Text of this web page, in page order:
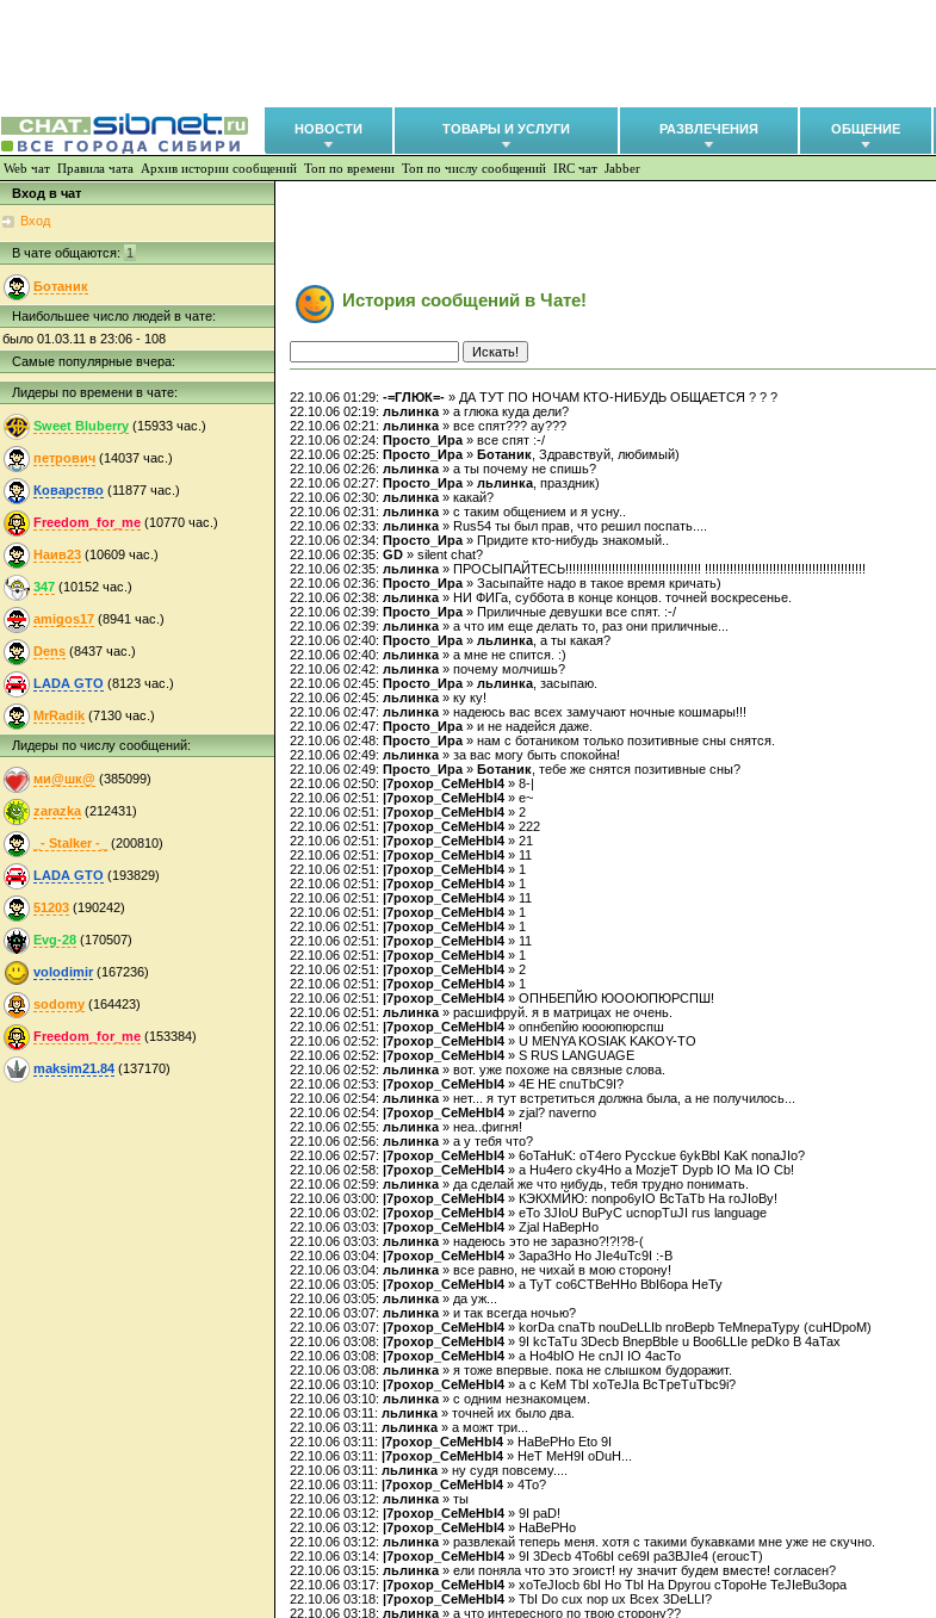
НОВОСТИ ТОВАРЫ И УСЛУГИ РАЗВЛЕЧЕНИЯ ОБЩЕНИЕ
Web чат Правила чата Архив истории сообщений Топ по времени Топ по числу сообщений IRC чат Jabber
Вход в чат
Вход
В чате общаются: 1
Ботаник
Наибольшее число людей в чате:
было 01.03.11 в 23:06 - 108
Самые популярные вчера:
Лидеры по времени в чате:
Sweet Bluberry (15933 час.)
петрович (14037 час.)
Коварство (11877 час.)
Freedom_for_me (10770 час.)
Наив23 (10609 час.)
347 (10152 час.)
amigos17 (8941 час.)
Dens (8437 час.)
LADA GTO (8123 час.)
MrRadik (7130 час.)
Лидеры по числу сообщений:
ми@шк@ (385099)
zarazka (212431)
_- Stalker -_ (200810)
LADA GTO (193829)
51203 (190242)
Evg-28 (170507)
volodimir(167236)
sodomy (164423)
Freedom_for_me (153384)
maksim21.84 (137170)
История сообщений в Чате!
22.10.06 01:29: -=ГЛЮК=- » ДА ТУТ ПО НОЧАМ КТО-НИБУДЬ ОБЩАЕТСЯ ? ? ?
22.10.06 02:19: льлинка » а глюка куда дели?
22.10.06 02:21: льлинка » все спят??? ау???
22.10.06 02:24: Просто_Ира » все спят :-/
22.10.06 02:25: Просто_Ира » Ботаник , Здравствуй, любимый)
22.10.06 02:26: льлинка » а ты почему не спишь?
22.10.06 02:27: Просто_Ира » льлинка , праздник)
22.10.06 02:30: льлинка » какай?
22.10.06 02:31: льлинка » с таким общением и я усну..
22.10.06 02:33: льлинка » Rus54 ты был прав, что решил поспать....
22.10.06 02:34: Просто_Ира » Придите кто-нибудь знакомый..
22.10.06 02:35: GD » silent chat?
22.10.06 02:35: льлинка » ПРОСЫПАЙТЕСЬ!!!!!!!!!!!!!!!!!!!!!!!!!!!!!!!!!!!!!! !!!!!!!!!!!!!!!!!!!!!!!!!!!!!!!!!!!!!!!!!!!!!
22.10.06 02:36: Просто_Ира » Засыпайте надо в такое время кричать)
22.10.06 02:38: льлинка » НИ ФИГа, суббота в конце концов. точней воскресенье.
22.10.06 02:39: Просто_Ира » Приличные девушки все спят. :-/
22.10.06 02:39: льлинка » а что им еще делать то, раз они приличные...
22.10.06 02:40: Просто_Ира » льлинка , а ты какая?
22.10.06 02:40: льлинка » а мне не спится. :)
22.10.06 02:42: льлинка » почему молчишь?
22.10.06 02:45: Просто_Ира » льлинка , засыпаю.
22.10.06 02:45: льлинка » ку ку!
22.10.06 02:47: льлинка » надеюсь вас всех замучают ночные кошмары!!!
22.10.06 02:47: Просто_Ира » и не надейся даже.
22.10.06 02:48: Просто_Ира » нам с ботаником только позитивные сны снятся.
22.10.06 02:49: льлинка » за вас могу быть спокойна!
22.10.06 02:49: Просто_Ира » Ботаник , тебе же снятся позитивные сны?
22.10.06 02:50: |7poxop_CeMeHbI4 » 8-|
22.10.06 02:51: |7poxop_CeMeHbI4 » e~
22.10.06 02:51: |7poxop_CeMeHbI4 » 2
22.10.06 02:51: |7poxop_CeMeHbI4 » 222
22.10.06 02:51: |7poxop_CeMeHbI4 » 21
22.10.06 02:51: |7poxop_CeMeHbI4 » 11
22.10.06 02:51: |7poxop_CeMeHbI4 » 1
22.10.06 02:51: |7poxop_CeMeHbI4 » 1
22.10.06 02:51: |7poxop_CeMeHbI4 » 11
22.10.06 02:51: |7poxop_CeMeHbI4 » 1
22.10.06 02:51: |7poxop_CeMeHbI4 » 1
22.10.06 02:51: |7poxop_CeMeHbI4 » 11
22.10.06 02:51: |7poxop_CeMeHbI4 » 1
22.10.06 02:51: |7poxop_CeMeHbI4 » 2
22.10.06 02:51: |7poxop_CeMeHbI4 » 1
22.10.06 02:51: |7poxop_CeMeHbI4 » ОПНБЕПЙЮ ЮООЮПЮРСПШ!
22.10.06 02:51: льлинка » расшифруй. я в матрицах не очень.
22.10.06 02:51: |7poxop_CeMeHbI4 » опнбепйю юооюпюрспш
22.10.06 02:52: |7poxop_CeMeHbI4 » U MENYA KOSIAK KAKOY-TO
22.10.06 02:52: |7poxop_CeMeHbI4 » S RUS LANGUAGE
22.10.06 02:52: льлинка » вот. уже похоже на связные слова.
22.10.06 02:53: |7poxop_CeMeHbI4 » 4E HE cnuTbC9I?
22.10.06 02:54: льлинка » нет... я тут встретиться должна была, а не получилось...
22.10.06 02:54: |7poxop_CeMeHbI4 » zjal? naverno
22.10.06 02:55: льлинка » неа..фигня!
22.10.06 02:56: льлинка » а у тебя что?
22.10.06 02:57: |7poxop_CeMeHbI4 » 6oTaHuK: oT4ero Pycckue 6ykBbI KaK nonaJIo?
22.10.06 02:58: |7poxop_CeMeHbI4 » a Hu4ero cky4Ho a MozjeT Dypb IO Ma IO Cb!
22.10.06 02:59: льлинка » да сделай же что нибудь, тебя трудно понимать.
22.10.06 03:00: |7poxop_CeMeHbI4 » КЭКХМЙЮ: nonpo6yIO BcTaTb Ha roJIoBy!
22.10.06 03:02: |7poxop_CeMeHbI4 » eTo 3JIoU BuPyC ucnopTuJI rus language
22.10.06 03:03: |7poxop_CeMeHbI4 » Zjal HaBepHo
22.10.06 03:03: льлинка » надеюсь это не заразно?!?!?8-(
22.10.06 03:04: |7poxop_CeMeHbI4 » 3apa3Ho Ho JIe4uTc9I :-B
22.10.06 03:04: льлинка » все равно, не чихай в мою сторону!
22.10.06 03:05: |7poxop_CeMeHbI4 » a TyT co6CTBeHHo BbI6opa HeTy
22.10.06 03:05: льлинка » да уж...
22.10.06 03:07: льлинка » и так всегда ночью?
22.10.06 03:07: |7poxop_CeMeHbI4 » korDa cnaTb nouDeLLIb nroBepb TeMnepaTypy (cuHDpoM)
22.10.06 03:08: |7poxop_CeMeHbI4 » 9I kcTaTu 3Decb BnepBbIe u Boo6LLIe peDko B 4aTax
22.10.06 03:08: |7poxop_CeMeHbI4 » a Ho4bIO He cnJI IO 4acTo
22.10.06 03:08: льлинка » я тоже впервые. пока не слышком будоражит.
22.10.06 03:10: |7poxop_CeMeHbI4 » a c KeM TbI xoTeJIa BcTpeTuTbc9i?
22.10.06 03:10: льлинка » с одним незнакомцем.
22.10.06 03:11: льлинка » точней их было два.
22.10.06 03:11: льлинка » а можт три...
22.10.06 03:11: |7poxop_CeMeHbI4 » HaBePHo Eto 9I
22.10.06 03:11: |7poxop_CeMeHbI4 » HeT MeH9I oDuH...
22.10.06 03:11: льлинка » ну судя повсему....
22.10.06 03:11: |7poxop_CeMeHbI4 » 4To?
22.10.06 03:12: льлинка » ты
22.10.06 03:12: |7poxop_CeMeHbI4 » 9I paD!
22.10.06 03:12: |7poxop_CeMeHbI4 » HaBePHo
22.10.06 03:12: льлинка » развлекай теперь меня. хотя с такими букавками мне уже не скучно.
22.10.06 03:14: |7poxop_CeMeHbI4 » 9I 3Decb 4To6bI ce69I pa3BJIe4 (eroucT)
22.10.06 03:15: льлинка » ели поняла что это эгоист! ну значит будем вместе! согласен?
22.10.06 03:17: |7poxop_CeMeHbI4 » xoTeJIocb 6bI Ho TbI Ha Dpyrou cTopoHe TeJIeBu3opa
22.10.06 03:18: |7poxop_CeMeHbI4 » TbI Do cux nop ux Bcex 3DeLLI?
22.10.06 03:18: льлинка » а что интересного по твою сторону??